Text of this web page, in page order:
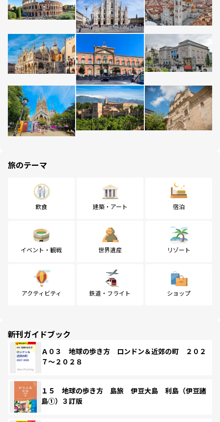
旅のテーマ
飲食 建築・アート 宿泊
イベント・観戦 世界遺産 リゾート
アクティビティ 鉄道・フライト ショップ
新刊ガイドブック
Ａ０３ 地球の歩き方 ロンドン＆近郊の町 ２０２
７～２０２８
１５ 地球の歩き方 島旅 伊豆大島 利島（伊豆諸
島①）３訂版